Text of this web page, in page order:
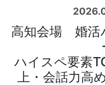
高知会場 婚活
ハイスペ要素
上・会話力高